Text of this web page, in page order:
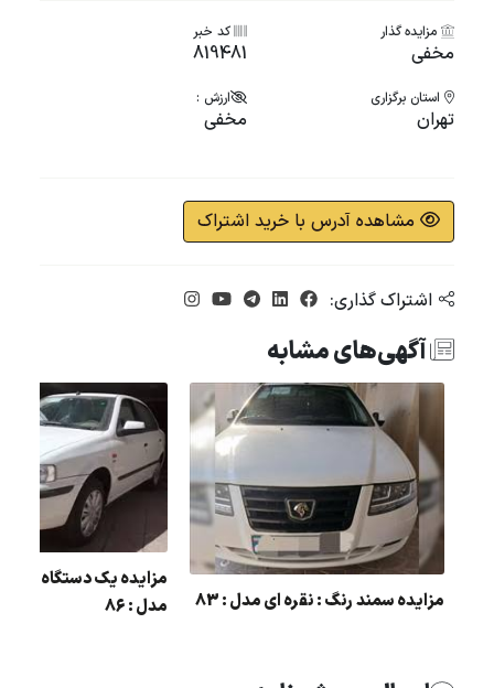
مزایده گذار
مخفی
کد خبر
819481
استان برگزاری
تهران
ارزش :
مخفی
مشاهده آدرس با خرید اشتراک
اشتراک گذاری:
آگهی‌های مشابه
مزایده یک دستگاه
مدل : 86
مزایده سمند رنگ : نقره ای مدل : 83